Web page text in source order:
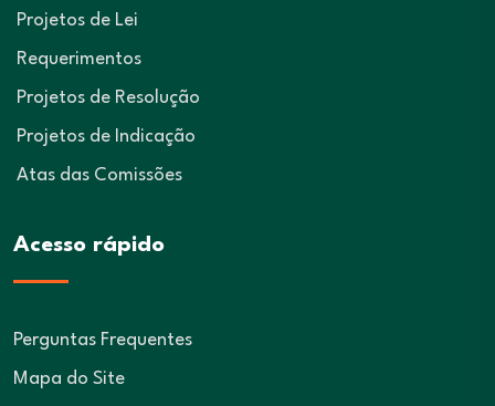
Projetos de Lei
Requerimentos
Projetos de Resolução
Projetos de Indicação
Atas das Comissões
Acesso rápido
Perguntas Frequentes
Mapa do Site